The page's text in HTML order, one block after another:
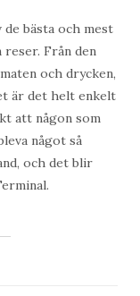
bästa och mest
reser. Från den
och drycken,
är det helt enkelt
att någon som
något så
och det blir